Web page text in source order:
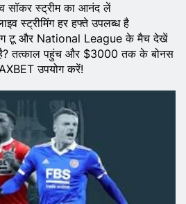
सॉकर स्ट्रीम का आनंद लें
स्ट्रीमिंग हर हफ्ते उपलब्ध है
टू और National League के मैच देखें
तत्काल पहुंच और $3000 तक के बोनस
उपयोग करें!